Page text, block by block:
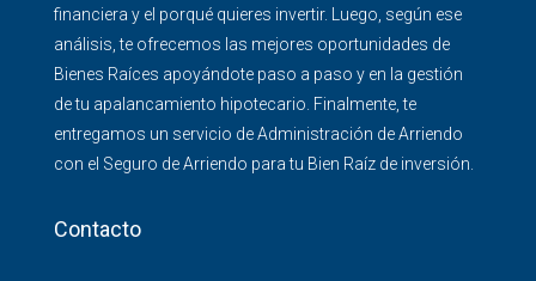
financiera y el porqué quieres invertir. Luego, según ese
análisis, te ofrecemos las mejores oportunidades de
Bienes Raíces apoyándote paso a paso y en la gestión
de tu apalancamiento hipotecario. Finalmente, te
entregamos un servicio de Administración de Arriendo
con el Seguro de Arriendo para tu Bien Raíz de inversión.
Contacto